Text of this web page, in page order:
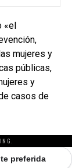
«el
mujeres y
públicas,
y
casos de
preferida